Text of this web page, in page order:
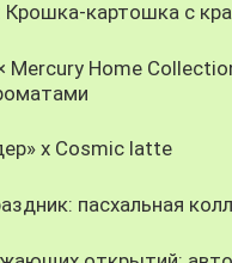
картошка с
Mercury Home
х Cosmic latte
пасхальная